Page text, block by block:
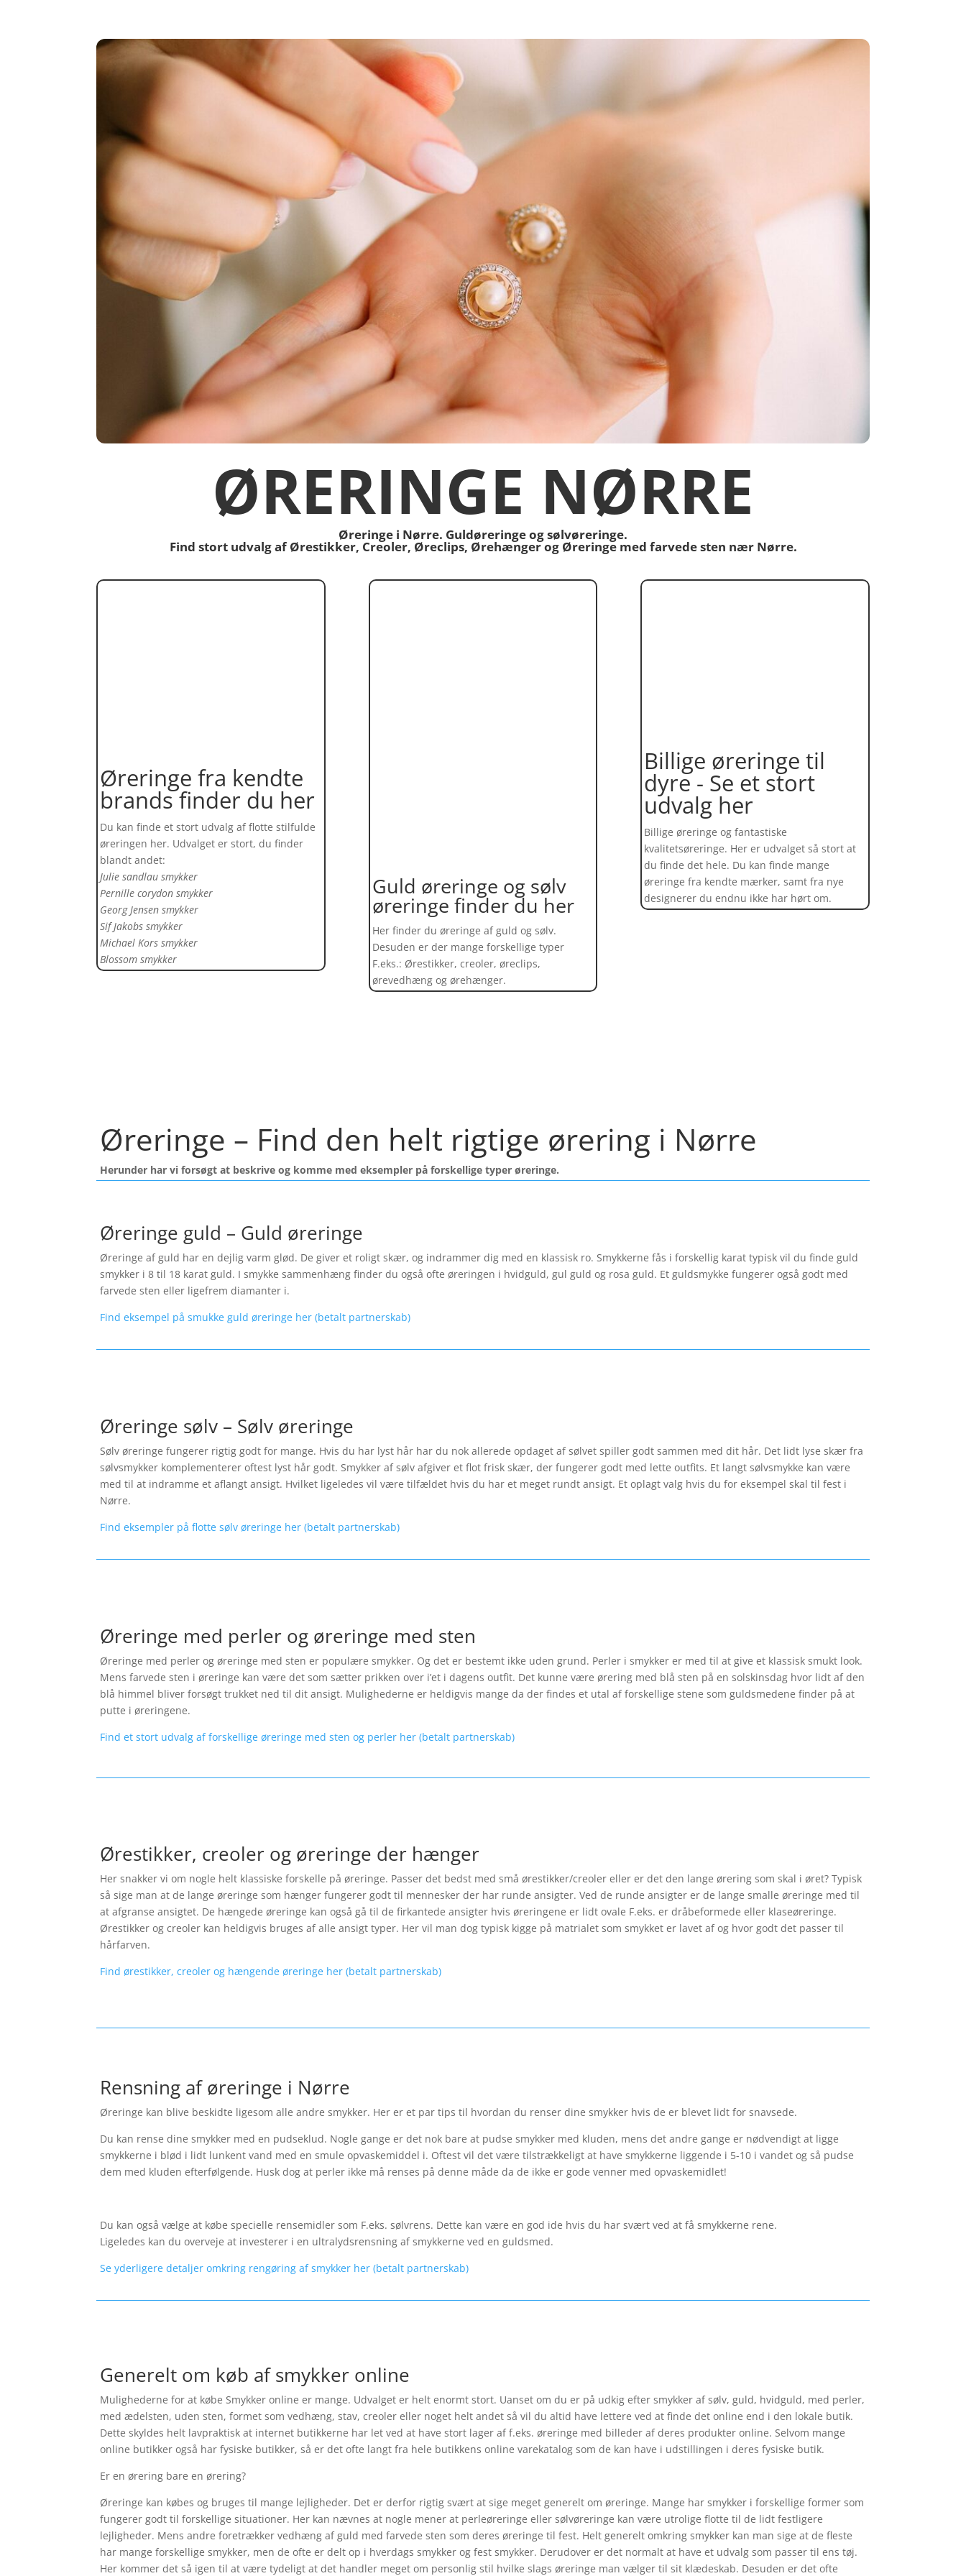
ØRERINGE NØRRE
Øreringe i Nørre. Guldøreringe og sølvøreringe.
Find stort udvalg af Ørestikker, Creoler, Øreclips, Ørehænger og Øreringe med farvede sten nær Nørre.
Øreringe fra kendte
brands finder du her
Du kan finde et stort udvalg af flotte stilfulde
øreringen her. Udvalget er stort, du finder
blandt andet:
Julie sandlau smykker
Pernille corydon smykker
Georg Jensen smykker
Sif Jakobs smykker
Michael Kors smykker
Blossom smykker
Guld øreringe og sølv
øreringe finder du her
Her finder du øreringe af guld og sølv.
Desuden er der mange forskellige typer
F.eks.: Ørestikker, creoler, øreclips,
ørevedhæng og ørehænger.
Billige øreringe til
dyre - Se et stort
udvalg her
Billige øreringe og fantastiske
kvalitetsøreringe. Her er udvalget så stort at
du finde det hele. Du kan finde mange
øreringe fra kendte mærker, samt fra nye
designerer du endnu ikke har hørt om.
Øreringe – Find den helt rigtige ørering i Nørre
Herunder har vi forsøgt at beskrive og komme med eksempler på forskellige typer øreringe.
Øreringe guld – Guld øreringe
Øreringe af guld har en dejlig varm glød. De giver et roligt skær, og indrammer dig med en klassisk ro. Smykkerne fås i forskellig karat typisk vil du finde guld
smykker i 8 til 18 karat guld. I smykke sammenhæng finder du også ofte øreringen i hvidguld, gul guld og rosa guld. Et guldsmykke fungerer også godt med
farvede sten eller ligefrem diamanter i.
Find eksempel på smukke guld øreringe her (betalt partnerskab)
Øreringe sølv – Sølv øreringe
Sølv øreringe fungerer rigtig godt for mange. Hvis du har lyst hår har du nok allerede opdaget af sølvet spiller godt sammen med dit hår. Det lidt lyse skær fra
sølvsmykker komplementerer oftest lyst hår godt. Smykker af sølv afgiver et flot frisk skær, der fungerer godt med lette outfits. Et langt sølvsmykke kan være
med til at indramme et aflangt ansigt. Hvilket ligeledes vil være tilfældet hvis du har et meget rundt ansigt. Et oplagt valg hvis du for eksempel skal til fest i
Nørre.
Find eksempler på flotte sølv øreringe her (betalt partnerskab)
Øreringe med perler og øreringe med sten
Øreringe med perler og øreringe med sten er populære smykker. Og det er bestemt ikke uden grund. Perler i smykker er med til at give et klassisk smukt look.
Mens farvede sten i øreringe kan være det som sætter prikken over i’et i dagens outfit. Det kunne være ørering med blå sten på en solskinsdag hvor lidt af den
blå himmel bliver forsøgt trukket ned til dit ansigt. Mulighederne er heldigvis mange da der findes et utal af forskellige stene som guldsmedene finder på at
putte i øreringene.
Find et stort udvalg af forskellige øreringe med sten og perler her (betalt partnerskab)
Ørestikker, creoler og øreringe der hænger
Her snakker vi om nogle helt klassiske forskelle på øreringe. Passer det bedst med små ørestikker/creoler eller er det den lange ørering som skal i øret? Typisk
så sige man at de lange øreringe som hænger fungerer godt til mennesker der har runde ansigter. Ved de runde ansigter er de lange smalle øreringe med til
at afgranse ansigtet. De hængede øreringe kan også gå til de firkantede ansigter hvis øreringene er lidt ovale F.eks. er dråbeformede eller klaseøreringe.
Ørestikker og creoler kan heldigvis bruges af alle ansigt typer. Her vil man dog typisk kigge på matrialet som smykket er lavet af og hvor godt det passer til
hårfarven.
Find ørestikker, creoler og hængende øreringe her (betalt partnerskab)
Rensning af øreringe i Nørre
Øreringe kan blive beskidte ligesom alle andre smykker. Her er et par tips til hvordan du renser dine smykker hvis de er blevet lidt for snavsede.
Du kan rense dine smykker med en pudseklud. Nogle gange er det nok bare at pudse smykker med kluden, mens det andre gange er nødvendigt at ligge
smykkerne i blød i lidt lunkent vand med en smule opvaskemiddel i. Oftest vil det være tilstrækkeligt at have smykkerne liggende i 5-10 i vandet og så pudse
dem med kluden efterfølgende. Husk dog at perler ikke må renses på denne måde da de ikke er gode venner med opvaskemidlet!
Du kan også vælge at købe specielle rensemidler som F.eks. sølvrens. Dette kan være en god ide hvis du har svært ved at få smykkerne rene.
Ligeledes kan du overveje at investerer i en ultralydsrensning af smykkerne ved en guldsmed.
Se yderligere detaljer omkring rengøring af smykker her (betalt partnerskab)
Generelt om køb af smykker online
Mulighederne for at købe Smykker online er mange. Udvalget er helt enormt stort. Uanset om du er på udkig efter smykker af sølv, guld, hvidguld, med perler,
med ædelsten, uden sten, formet som vedhæng, stav, creoler eller noget helt andet så vil du altid have lettere ved at finde det online end i den lokale butik.
Dette skyldes helt lavpraktisk at internet butikkerne har let ved at have stort lager af f.eks. øreringe med billeder af deres produkter online. Selvom mange
online butikker også har fysiske butikker, så er det ofte langt fra hele butikkens online varekatalog som de kan have i udstillingen i deres fysiske butik.
Er en ørering bare en ørering?
Øreringe kan købes og bruges til mange lejligheder. Det er derfor rigtig svært at sige meget generelt om øreringe. Mange har smykker i forskellige former som
fungerer godt til forskellige situationer. Her kan nævnes at nogle mener at perleøreringe eller sølvøreringe kan være utrolige flotte til de lidt festligere
lejligheder. Mens andre foretrækker vedhæng af guld med farvede sten som deres øreringe til fest. Helt generelt omkring smykker kan man sige at de fleste
har mange forskellige smykker, men de ofte er delt op i hverdags smykker og fest smykker. Derudover er det normalt at have et udvalg som passer til ens tøj.
Her kommer det så igen til at være tydeligt at det handler meget om personlig stil hvilke slags øreringe man vælger til sit klædeskab. Desuden er det ofte